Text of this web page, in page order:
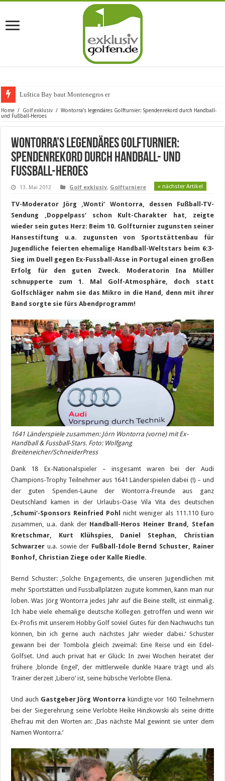
Luštica Bay baut Montenegros erste Golf-Comm
Home / Golf exklusiv / Wontorra’s legendäres Golfturnier: Spendenrekord durch Handball-
und Fußball-Heroes
Wontorra’s legendäres Golfturnier:
Spendenrekord durch Handball- und
Fußball-Heroes
13. Mai 2012 Golf exklusiv, Golfturniere » nächster Artikel
TV-Moderator Jörg ‚Wonti‘ Wontorra, dessen Fußball-TV-
Sendung ‚Doppelpass‘ schon Kult-Charakter hat, zeigte
wieder sein gutes Herz: Beim 10. Golfturnier zugunsten seiner
Hansestiftung u.a. zugunsten von Sportstättenbau für
Jugendliche feierten ehemalige Handball-Weltstars beim 6:3-
Sieg im Duell gegen Ex-Fussball-Asse in Portugal einen großen
Erfolg für den guten Zweck. Moderatorin Ina Müller
schnupperte zum 1. Mal Golf-Atmosphäre, doch statt
Golfschläger nahm sie das Mikro in die Hand, denn mit ihrer
Band sorgte sie fürs Abendprogramm!
1641 Länderspiele zusammen: Jörn Wontorra (vorne) mit Ex-
Handball & Fussball-Stars. Foto: Wolfgang
Breiteneicher/SchneiderPress
Dank 18 Ex-Nationalspieler – insgesamt waren bei der Audi
Champions-Trophy Teilnehmer aus 1641 Länderspielen dabei (!) – und
der guten Spenden-Laune der Wontorra-Freunde aus ganz
Deutschland kamen in der Urlaubs-Oase Vila Vita des deutschen
‚Schumi‘-Sponsors Reinfried Pohl
nicht weniger als 111.110 Euro
zusammen, u.a. dank der Handball-Heros Heiner Brand, Stefan
Kretschmar, Kurt Klühspies, Daniel Stephan, Christian
Schwarzer u.a. sowie der Fußball-Idole Bernd Schuster, Rainer
Bonhof, Christian Ziege oder Kalle Riedle.
Bernd Schuster: ‚Solche Engagements, die unseren Jugendlichen mit
mehr Sportstätten und Fussballplätzen zugute kommen, kann man nur
loben. Was Jörg Wontorra jedes Jahr auf die Beine stellt, ist einmalig.
Ich habe viele ehemalige deutsche Kollegen getroffen und wenn wir
Ex-Profis mit unserem Hobby Golf soviel Gutes für den Nachwuchs tun
können, bin ich gerne auch nächstes Jahr wieder dabei.‘ Schuster
gewann bei der Tombola gleich zweimal: Eine Reise und ein Edel-
Golfset. Und auch privat hat er Glück: In zwei Wochen heiratet der
frühere ‚blonde Engel‘, der mittlerweile dunkle Haare trägt und als
Trainer derzeit ‚Libero‘ ist, seine hübsche Verlobte Elena.
Und auch Gastgeber Jörg Wontorra kündigte vor 160 Teilnehmern
bei der Siegerehrung seine Verlobte Heike Hinzkowski als seine dritte
Ehefrau mit den Worten an: ‚Das nächste Mal gewinnt sie unter dem
Namen Wontorra.‘